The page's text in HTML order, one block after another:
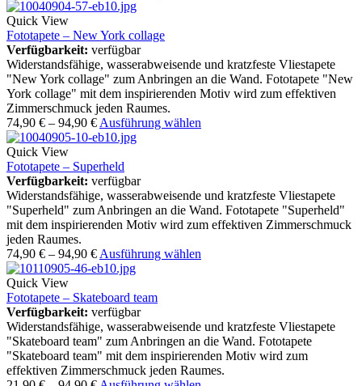
Quick View
Fototapete – New York collage
Verfügbarkeit: verfügbar
Widerstandsfähige, wasserabweisende und kratzfeste Vliestapete
"New York collage" zum Anbringen an die Wand. Fototapete "New
York collage" mit dem inspirierenden Motiv wird zum effektiven
Zimmerschmuck jeden Raumes.
74,90 € – 94,90 € Ausführung wählen
Quick View
Fototapete – Superheld
Verfügbarkeit: verfügbar
Widerstandsfähige, wasserabweisende und kratzfeste Vliestapete
"Superheld" zum Anbringen an die Wand. Fototapete "Superheld"
mit dem inspirierenden Motiv wird zum effektiven Zimmerschmuck
jeden Raumes.
74,90 € – 94,90 € Ausführung wählen
Quick View
Fototapete – Skateboard team
Verfügbarkeit: verfügbar
Widerstandsfähige, wasserabweisende und kratzfeste Vliestapete
"Skateboard team" zum Anbringen an die Wand. Fototapete
"Skateboard team" mit dem inspirierenden Motiv wird zum
effektiven Zimmerschmuck jeden Raumes.